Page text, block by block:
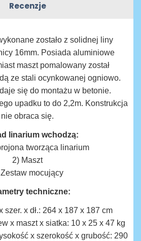
Recenzje
zostało z solidnej liny
16mm. Posiada aluminiowe
maszt pomalowany został
ze stali ocynkowanej ogniowo.
się do montażu w betonie.
upadku to do 2,2m. Konstrukcja
nie obraca się.
linarium wchodzą:
tworząca linarium
2) Maszt
mocujący
techniczne:
szer. x dł.: 264 x 187 x 187 cm
x maszt x siatka: 10 x 25 x 47 kg
x szerokość x grubość: 290